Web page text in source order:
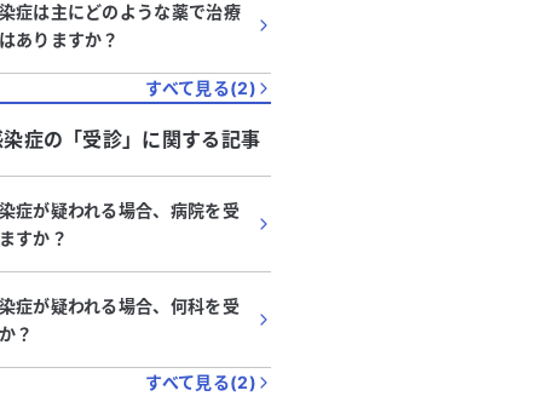
症は主にどのような薬で治療
ありますか？
すべて見る(2)
症の「受診」に関する記事
症が疑われる場合、病院を受
すか？
症が疑われる場合、何科を受
？
すべて見る(2)